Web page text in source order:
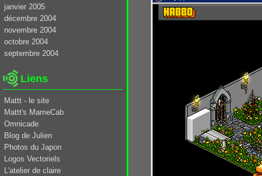
janvier 2005
décembre 2004
novembre 2004
octobre 2004
septembre 2004
Liens
Mattt - le site
Mattt's MameCab
Omnicade
Blog de Julien
Photos du Japon
Logos Vectoriels
L'atelier de claire